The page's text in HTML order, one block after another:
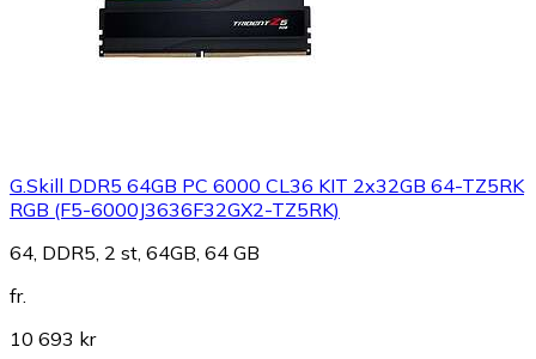
G.Skill DDR5 64GB PC 6000 CL36 KIT 2x32GB 64-TZ5RK
RGB (F5-6000J3636F32GX2-TZ5RK)
64, DDR5, 2 st, 64GB, 64 GB
fr.
10 693 kr